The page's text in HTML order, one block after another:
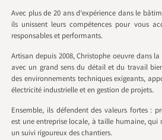
Avec plus de 20 ans d’expérience dans le
ils unissent leurs compétences pour vous
responsables et performants.
Artisan depuis 2008, Christophe oeuvre dans
avec un grand sens du détail et du travail
des environnements techniques exigeants,
électricité industrielle et en gestion de projets.
Ensemble, ils défendent des valeurs fortes :
est une entreprise locale, à taille humaine, qui
un suivi rigoureux des chantiers.